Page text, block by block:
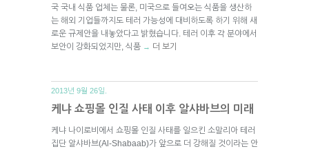
국 국내 식품 업체는 물론, 미국으로 들여오는 식품을 생산하
는 해외 기업들까지도 테러 가능성에 대비하도록 하기 위해 새
로운 규제안을 내놓았다고 밝혔습니다. 테러 이후 각 분야에서
보안이 강화되었지만, 식품 → 더 보기
2013년 9월 26일.
케냐 쇼핑몰 인질 사태 이후 알샤바브의 미래
케냐 나이로비에서 쇼핑몰 인질 사태를 일으킨 소말리아 테러
집단 알샤바브(Al-Shabaab)가 앞으로 더 강해질 것이라는 안